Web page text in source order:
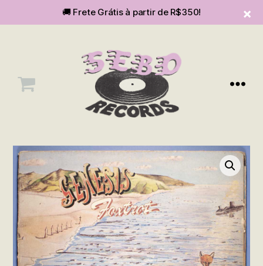
🚚 Frete Grátis à partir de R$350!